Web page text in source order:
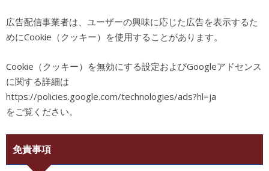
広告配信事業者は、ユーザーの興味に応じた広告を表示するた
めにCookie（クッキー）を使用することがあります。
Cookie（クッキー）を無効にする設定およびGoogleアドセンス
に関する詳細は
https://policies.google.com/technologies/ads?hl=ja
をご覧ください。
免責事項